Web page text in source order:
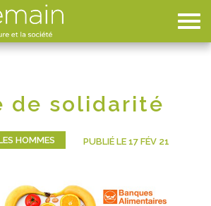
de solidarité
HOMMES PUBLIÉ LE 17 FÉV 21